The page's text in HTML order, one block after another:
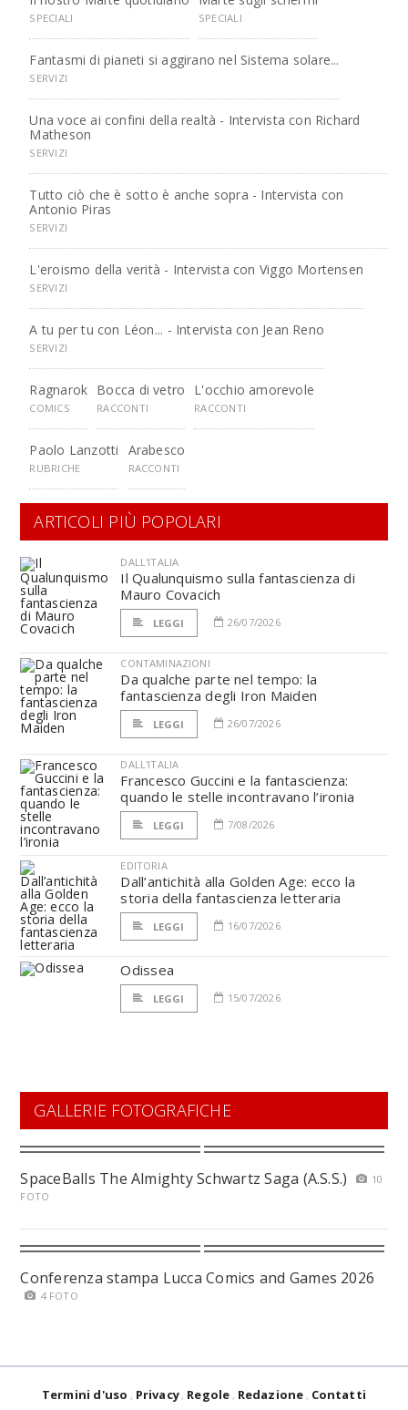
SPECIALI SPECIALI
Fantasmi di pianeti si aggirano nel Sistema solare...
SERVIZI
Una voce ai confini della realtà - Intervista con Richard
Matheson
SERVIZI
Tutto ciò che è sotto è anche sopra - Intervista con
Antonio Piras
SERVIZI
L'eroismo della verità - Intervista con Viggo Mortensen
SERVIZI
A tu per tu con Léon... - Intervista con Jean Reno
SERVIZI
Ragnarok
COMICS
Bocca di vetro
RACCONTI
L'occhio amorevole
RACCONTI
Paolo Lanzotti
RUBRICHE
Arabesco
RACCONTI
ARTICOLI PIÙ POPOLARI
DALL'ITALIA
Il Qualunquismo sulla fantascienza di
Mauro Covacich
LEGGI 26/07/2026
CONTAMINAZIONI
Da qualche parte nel tempo: la
fantascienza degli Iron Maiden
LEGGI 26/07/2026
DALL'ITALIA
Francesco Guccini e la fantascienza:
quando le stelle incontravano l’ironia
LEGGI 7/08/2026
EDITORIA
Dall’antichità alla Golden Age: ecco la
storia della fantascienza letteraria
LEGGI 16/07/2026
Odissea
LEGGI 15/07/2026
GALLERIE FOTOGRAFICHE
SpaceBalls The Almighty Schwartz Saga (A.S.S.)
10
FOTO
Conferenza stampa Lucca Comics and Games 2026
4 FOTO
Termini d'uso Privacy Regole Redazione Contatti